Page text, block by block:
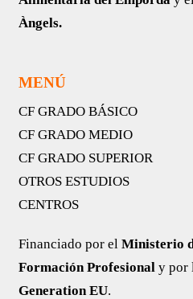
Àngels.
MENÚ
CF GRADO BÁSICO
CF GRADO MEDIO
CF GRADO SUPERIOR
OTROS ESTUDIOS
CENTROS
Financiado por elMinisterio
Formación Profesional y por
Generation EU.